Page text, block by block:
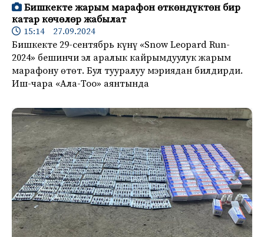
Бишкекте жарым марафон өткөндүктөн бир
катар көчөлөр жабылат
15:14 27.09.2024
Бишкекте 29-сентябрь күнү «Snow Leopard Run-
2024» бешинчи эл аралык кайрымдуулук жарым
марафону өтөт. Бул тууралуу мэриядан билдирди.
Иш-чара «Ала-Тоо» аянтында